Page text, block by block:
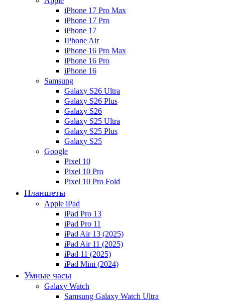
iPhone 17 Pro Max
iPhone 17 Pro
iPhone 17
IPhone Air
iPhone 16 Pro Max
iPhone 16 Pro
iPhone 16
Samsung
Galaxy S26 Ultra
Galaxy S26 Plus
Galaxy S26
Galaxy S25 Ultra
Galaxy S25 Plus
Galaxy S25
Google
Pixel 10
Pixel 10 Pro
Pixel 10 Pro Fold
Планшеты
Apple iPad
iPad Pro 13
iPad Pro 11
iPad Air 13 (2025)
iPad Air 11 (2025)
iPad 11 (2025)
iPad Mini (2024)
Умные часы
Galaxy Watch
Samsung Galaxy Watch Ultra